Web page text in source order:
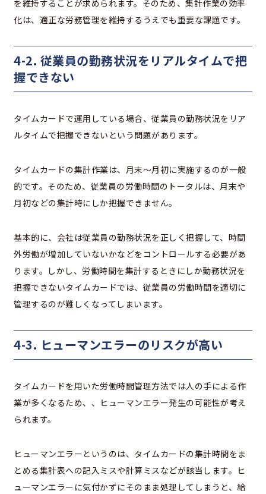
を維持することが求められます。そのため、集計作業の効率
化は、適正な労務管理を維持するうえでも重要な課題です。
4-2. 従業員の勤務状況をリアルタイムで把
握できない
タイムカードで運用している場合、従業員の勤務状況をリア
ルタイムで把握できないという問題があります。
タイムカードの集計作業は、月末～月初に実施するのが一般
的です。そのため、従業員の労働時間のトータルは、月末や
月初などの集計時にしか把握できません。
基本的に、会社は従業員の勤務状況を正しく把握して、時間
外労働が増加していないかなどをコントロールする必要があ
ります。しかし、労働時間を集計するときにしか勤務状況を
把握できないタイムカードでは、従業員の労働時間を適切に
管理するのが難しくなってしまいます。
4-3. ヒューマンエラーのリスクが高い
タイムカードを用いた労働時間管理方法では人の手による作
業が多くなるため、、ヒューマンエラー発生の可能性が考え
られます。
ヒューマンエラーというのは、タイムカードの集計時間をま
とめる集計表への記入ミスや計算ミスなどが該当します。ヒ
ューマンエラーに気付かずにそのまま処理してしまうと、給